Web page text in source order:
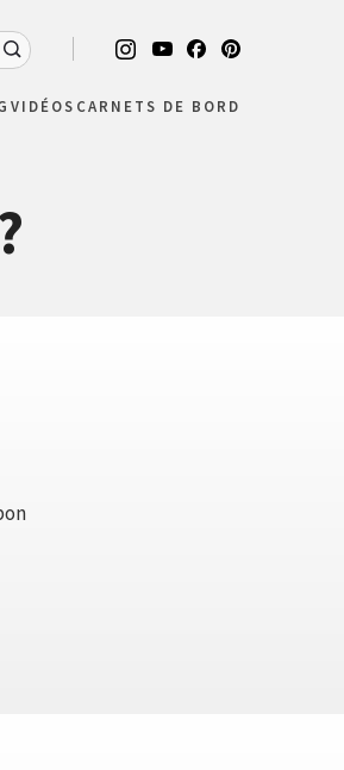
VIDÉOS CARNETS DE BORD